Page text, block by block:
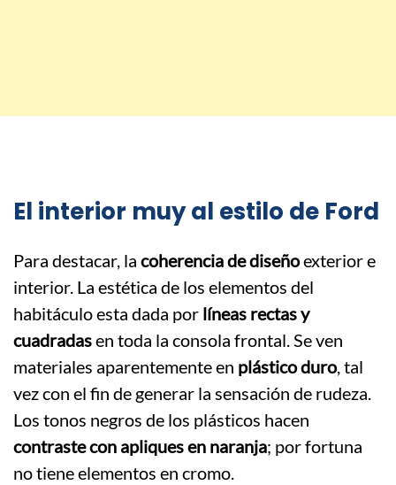
El interior muy al estilo de Ford
Para destacar, la coherencia de diseñoexterior e
interior. La estética de los elementos del
habitáculo esta dada por líneas rectas y
cuadradasen toda la consola frontal. Se ven
materiales aparentemente en plástico duro, tal
vez con el fin de generar la sensación de rudeza.
Los tonos negros de los plásticos hacen
contraste con apliques en naranja; por fortuna
no tiene elementos en cromo.